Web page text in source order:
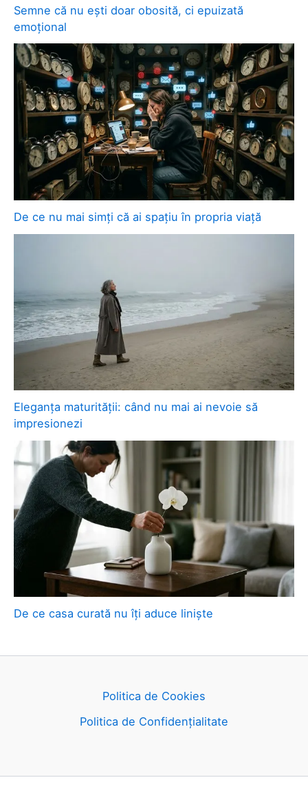
Semne că nu ești doar obosită, ci epuizată
emoțional
De ce nu mai simți că ai spațiu în propria viață
Eleganța maturității: când nu mai ai nevoie să
impresionezi
De ce casa curată nu îți aduce liniște
Politica de Cookies
Politica de Confidențialitate